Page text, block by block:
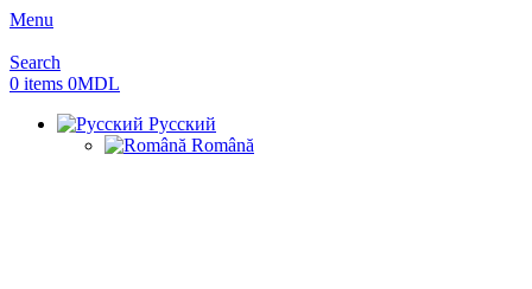
Menu
Search
0 items 0MDL
Русский
Română